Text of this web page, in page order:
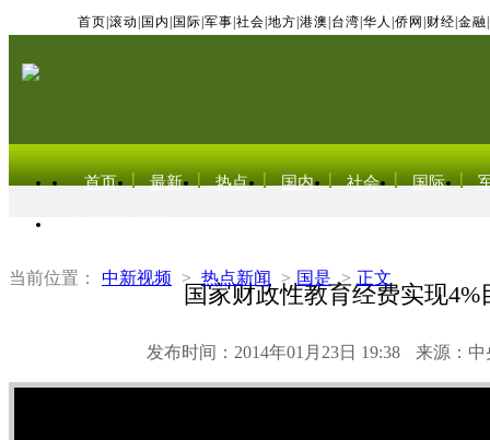
首页 滚动 国内 国际 军事 社会 地方 港澳 台湾 华人 侨网 财经 金融
首页 最新 热点 国内 社会 国际
当前位置： 中新视频 > 热点新闻 > 国是 > 正文
国家财政性教育经费实现4%
发布时间：2014年01月23日 19:38 来源：中